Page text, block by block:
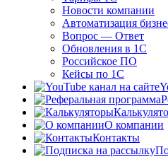
Новости компании
Автоматизация
Вопрос — Ответ
Обновления в 1С
Российское ПО
Кейсы по 1С
О компании
Контакты